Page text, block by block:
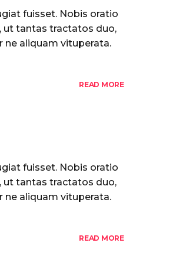
fuisset. Nobis oratio
ut tantas tractatos duo,
ne aliquam vituperata.
READ MORE
fuisset. Nobis oratio
ut tantas tractatos duo,
ne aliquam vituperata.
READ MORE